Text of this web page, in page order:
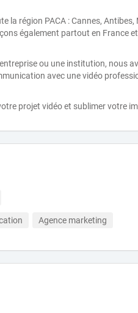
la région PACA : Cannes, Antibes,
également partout en France
ou une institution, nous
avec une vidéo
projet vidéo et sublimer votre
Agence marketing